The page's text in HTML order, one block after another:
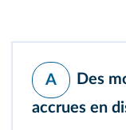
A
Des
accrues en